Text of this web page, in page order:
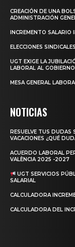
CREACIÓN DE UNA
ADMINISTRACIÓN
INCREMENTO
ELECCIONES
UGT EXIGE LA
LABORAL AL
MESA GENERAL
NOTICIAS
RESUELVE TUS DUDAS
VACACIONES ¿QUÉ
ACUERDO LABORAL
VALÈNCIA 2025 -2027
UGT SERVICIOS
SALARIAL
CALCULADORA
CALCULADORA DEL